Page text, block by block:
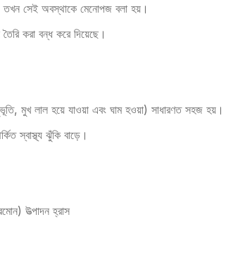
তখন সেই অবস্থাকে মেনোপজ বলা হয়।
করা বন্ধ করে দিয়েছে।
মুখ লাল হয়ে যাওয়া এবং ঘাম হওয়া) সাধারণত সহজ হয়।
স্বাস্থ্য ঝুঁকি বাড়ে।
উত্পাদন হ্রাস